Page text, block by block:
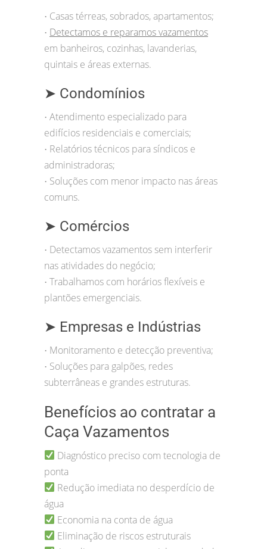
• Casas térreas, sobrados, apartamentos;
• Detectamos e reparamos vazamentos
em banheiros, cozinhas, lavanderias,
quintais e áreas externas.
➤ Condomínios
• Atendimento especializado para
edifícios residenciais e comerciais;
• Relatórios técnicos para síndicos e
administradoras;
• Soluções com menor impacto nas áreas
comuns.
➤ Comércios
• Detectamos vazamentos sem interferir
nas atividades do negócio;
• Trabalhamos com horários flexíveis e
plantões emergenciais.
➤ Empresas e Indústrias
• Monitoramento e detecção preventiva;
• Soluções para galpões, redes
subterrâneas e grandes estruturas.
Benefícios ao contratar a
Caça Vazamentos
Diagnóstico preciso com tecnologia de
ponta
Redução imediata no desperdício de
água
Economia na conta de água
Eliminação de riscos estruturais